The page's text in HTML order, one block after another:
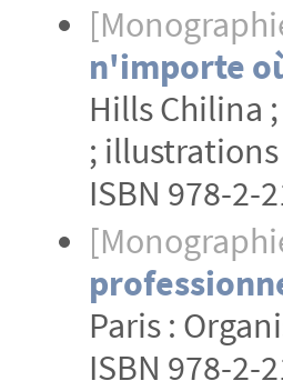
n'importe
Hills Chilina
;
ISBN 978-2-
Paris :
ISBN 978-2-